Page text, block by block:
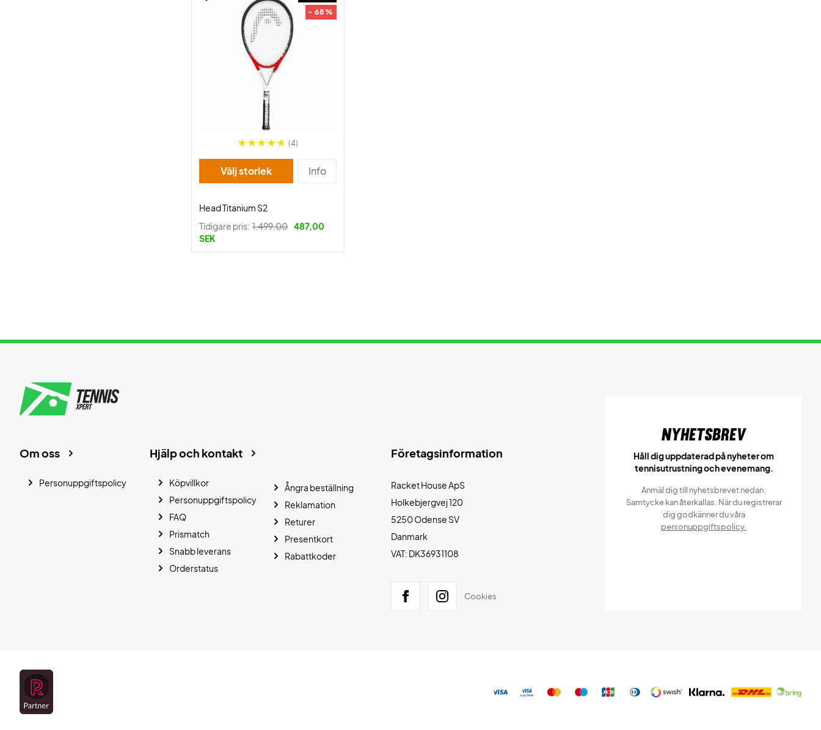
- 68%
(4)
Välj storlek Info
Head Titanium S2
Tidigare pris: 1.499,00 487,00
SEK
Företagsinformation
Racket House ApS
Holkebjergvej 120
5250 Odense SV
Danmark
VAT: DK36931108
Cookies
Hjälp och kontakt
Köpvillkor
Personuppgiftspolicy
FAQ
Prismatch
Snabb leverans
Orderstatus
Ångra beställning
Reklamation
Returer
Presentkort
Rabattkoder
Om oss
Personuppgiftspolicy
Nyhetsbrev
Håll dig uppdaterad på nyheter om
tennisutrustning och evenemang.
Anmäl dig till nyhetsbrevet nedan.
Samtycke kan återkallas. När du registrerar
dig godkänner du våra
personuppgiftspolicy.